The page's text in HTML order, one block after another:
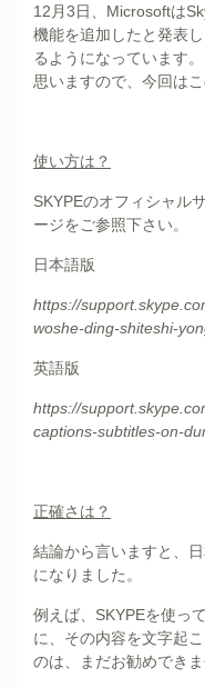
12月3日、Microsoftは
機能を追加したと発表
るようになっています
思いますので、今回は
使い方は？
SKYPEのオフィシャル
ージをご参照下さい。
日本語版
https://
woshe-ding-shiteshi-
英語版
https://
captions-subtitles-on-
正確さは？
結論から言いますと、
になりました。
例えば、SKYPEを使っ
に、その内容を文字起
のは、まだお勧めできま